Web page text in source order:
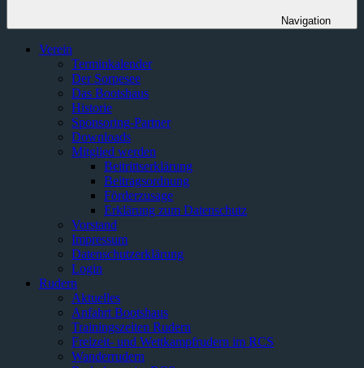
Navigation
Verein
Terminkalender
Der Sorpesee
Das Bootshaus
Historie
Sponsoring-Partner
Downloads
Mitglied werden
Beitrittserklärung
Beitragsordnung
Förderzusage
Erklärung zum Datenschutz
Vorstand
Impressum
Datenschutzerklärung
Login
Rudern
Aktuelles
Anfahrt Bootshaus
Trainingszeiten Rudern
Freizeit- und Wettkampfrudern im RCS
Wanderrudern